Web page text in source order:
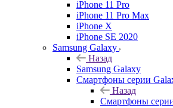
iPhone 11 Pro
iPhone 11 Pro Max
iPhone X
iPhone SE 2020
Samsung Galaxy
Назад
Samsung Galaxy
Смартфоны серии
Назад
Смартфоны